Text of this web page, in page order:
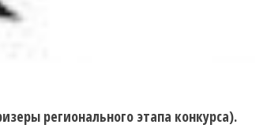
регионального этапа конкурса).